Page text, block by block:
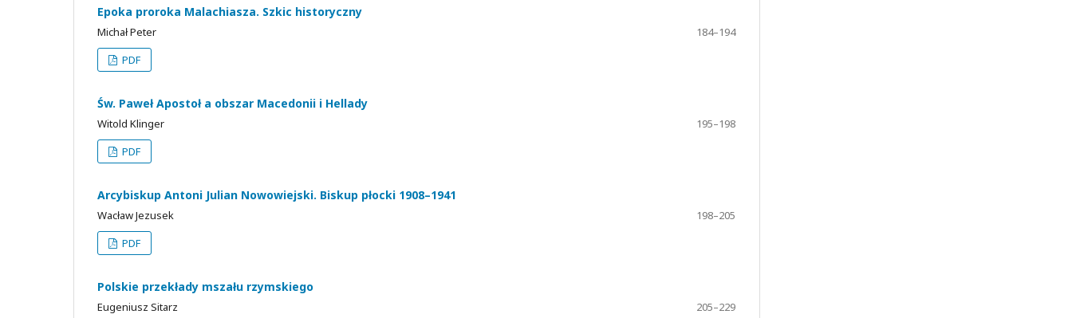
Epoka proroka Malachiasza. Szkic historyczny
Michał Peter
184–194
PDF
Św. Paweł Apostoł a obszar Macedonii i Hellady
Witold Klinger
195–198
PDF
Arcybiskup Antoni Julian Nowowiejski. Biskup płocki 1908–1941
Wacław Jezusek
198–205
PDF
Polskie przekłady mszału rzymskiego
Eugeniusz Sitarz
205–229